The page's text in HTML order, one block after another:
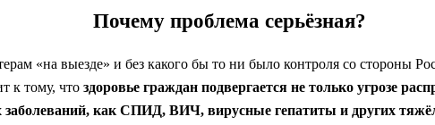
Почему проблема серьёзная?
«на выезде» и без какого бы то ни было контроля со стороны
к тому, что здоровье граждан подвергается не только угрозе
заболеваний, как СПИД, ВИЧ, вирусные гепатиты и других